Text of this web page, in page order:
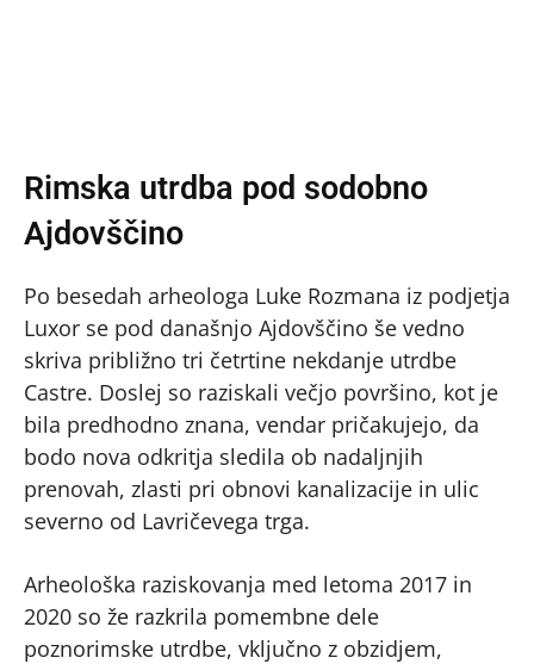
Rimska utrdba pod sodobno
Ajdovščino
Po besedah arheologa Luke Rozmana iz podjetja
Luxor se pod današnjo Ajdovščino še vedno
skriva približno tri četrtine nekdanje utrdbe
Castre. Doslej so raziskali večjo površino, kot je
bila predhodno znana, vendar pričakujejo, da
bodo nova odkritja sledila ob nadaljnjih
prenovah, zlasti pri obnovi kanalizacije in ulic
severno od Lavričevega trga.
Arheološka raziskovanja med letoma 2017 in
2020 so že razkrila pomembne dele
poznorimske utrdbe, vključno z obzidjem,